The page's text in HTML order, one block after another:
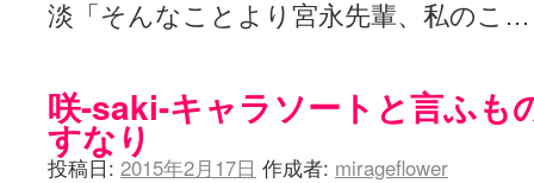
淡「そんなことより宮永先輩、私のこ
咲-saki-キャラソートと言ふも
すなり
投稿日: 2015年2月17日 作成者: mirageflower